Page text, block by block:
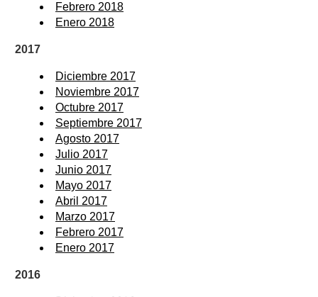
Febrero 2018
Enero 2018
2017
Diciembre 2017
Noviembre 2017
Octubre 2017
Septiembre 2017
Agosto 2017
Julio 2017
Junio 2017
Mayo 2017
Abril 2017
Marzo 2017
Febrero 2017
Enero 2017
2016